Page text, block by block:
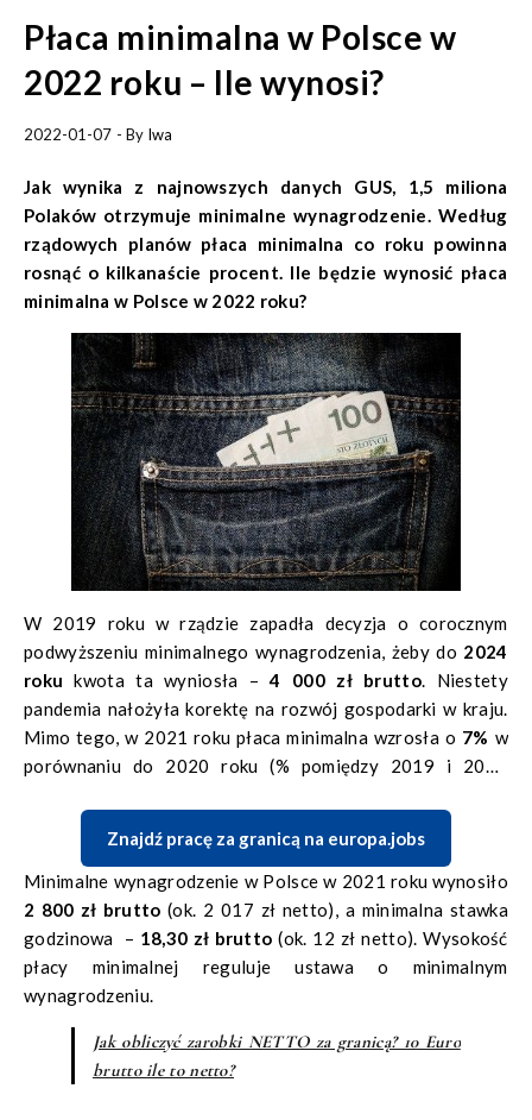
Płaca minimalna w Polsce w
2022 roku – Ile wynosi?
2022-01-07 - By Iwa
Jak wynika z najnowszych danych GUS, 1,5 miliona
Polaków otrzymuje minimalne wynagrodzenie. Według
rządowych planów płaca minimalna co roku powinna
rosnąć o kilkanaście procent. Ile będzie wynosić płaca
minimalna w Polsce w 2022 roku?
W 2019 roku w rządzie zapadła decyzja o corocznym
podwyższeniu minimalnego wynagrodzenia, żeby do 2024
roku kwota ta wyniosła –4 000 zł brutto. Niestety
pandemia nałożyła korektę na rozwój gospodarki w kraju.
Mimo tego, w 2021 roku płaca minimalna wzrosła o 7% w
porównaniu do 2020 roku (% pomiędzy 2019 i 2020
Znajdź pracę za granicą na europa.jobs
Minimalne wynagrodzenie w Polsce w 2021 roku wynosiło
2 800 zł brutto (ok. 2 017 zł netto), a minimalna stawka
godzinowa – 18,30 zł brutto (ok. 12 zł netto). Wysokość
płacy minimalnej reguluje ustawa o minimalnym
wynagrodzeniu.
Jak obliczyć zarobki NETTO za granicą? 10 Euro
brutto ile to netto?